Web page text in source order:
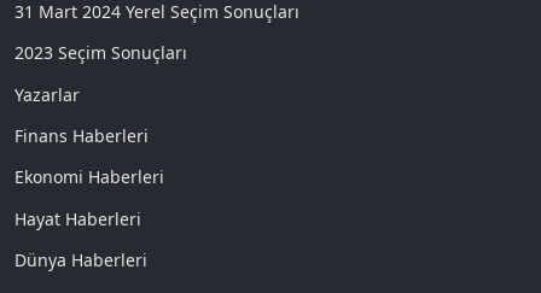
31 Mart 2024 Yerel Seçim Sonuçları
2023 Seçim Sonuçları
Yazarlar
Finans Haberleri
Ekonomi Haberleri
Hayat Haberleri
Dünya Haberleri